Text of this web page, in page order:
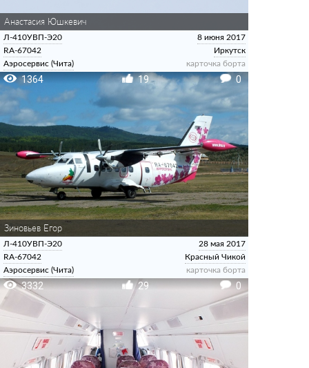
Анастасия Юшкевич
Л-410УВП-Э20
RA-67042
Аэросервис (Чита)
8 июня 2017
Иркутск
карточка борта
1364 19 0
Зиновьев Егор
Л-410УВП-Э20
RA-67042
Аэросервис (Чита)
28 мая 2017
Красный Чикой
карточка борта
3332 29 0